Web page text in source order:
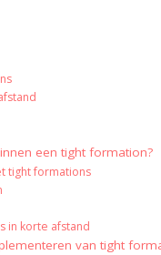
een tight formation?
tight formations
in korte afstand
van tight